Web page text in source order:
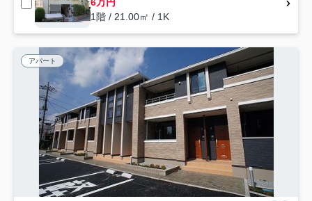
6万円
1階 / 21.00㎡ / 1K
アパート